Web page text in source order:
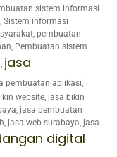
sistem informasi
Sistem informasi
pembuatan
Pembuatan sistem
jasa
pembuatan aplikasi,
website, jasa bikin
jasa pembuatan
jasa web surabaya, jasa
digital